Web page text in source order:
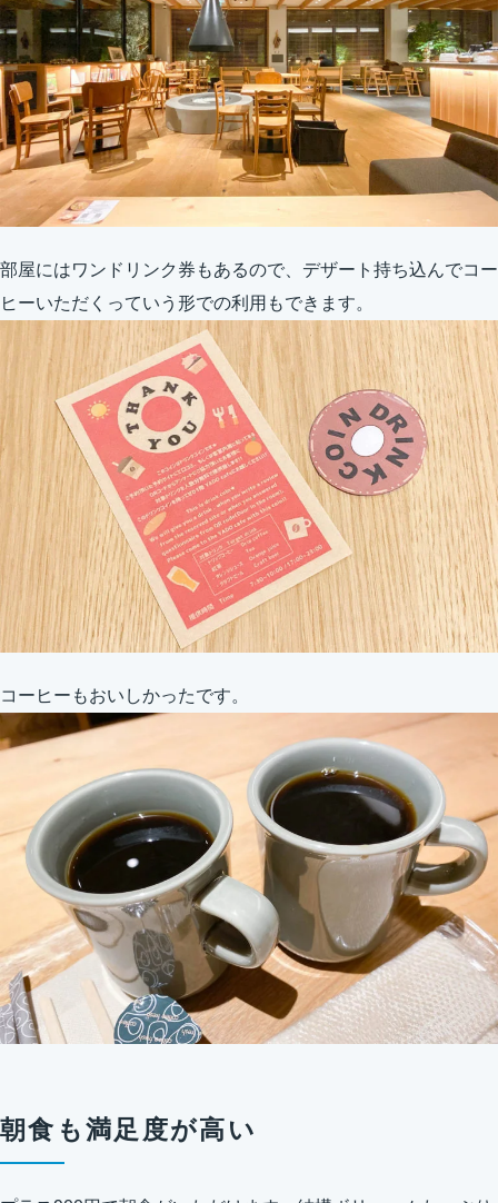
部屋にはワンドリンク券もあるので、デザート持ち込んでコー
ヒーいただくっていう形での利用もできます。
コーヒーもおいしかったです。
朝食も満足度が高い